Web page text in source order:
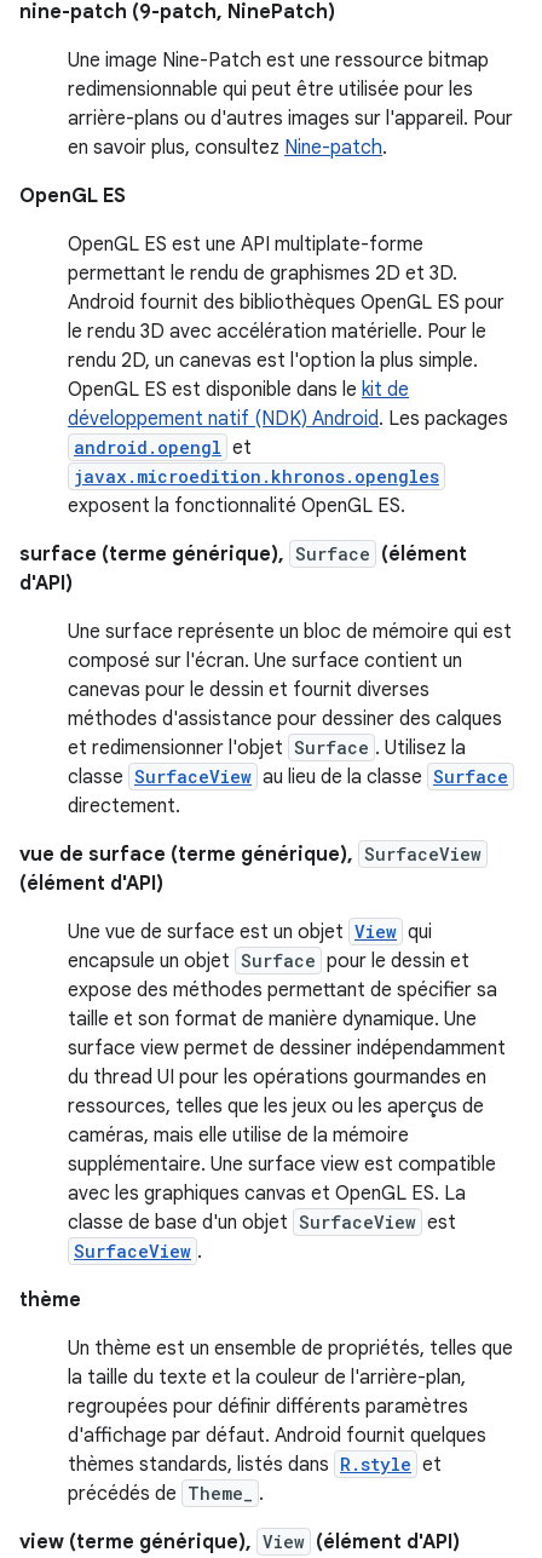
nine-patch (9-patch, NinePatch)
Une image Nine-Patch est une ressource bitmap
redimensionnable qui peut être utilisée pour les
arrière-plans ou d'autres images sur l'appareil. Pour
en savoir plus, consultez Nine-patch.
OpenGL ES
OpenGL ES est une API multiplate-forme
permettant le rendu de graphismes 2D et 3D.
Android fournit des bibliothèques OpenGL ES pour
le rendu 3D avec accélération matérielle. Pour le
rendu 2D, un canevas est l'option la plus simple.
OpenGL ES est disponible dans le kit de
développement natif (NDK) Android. Les packages
android.opengl et
javax.microedition.khronos.opengles
exposent la fonctionnalité OpenGL ES.
surface (terme générique), Surface (élément
d'API)
Une surface représente un bloc de mémoire qui est
composé sur l'écran. Une surface contient un
canevas pour le dessin et fournit diverses
méthodes d'assistance pour dessiner des calques
et redimensionner l'objet Surface . Utilisez la
classe SurfaceView au lieu de la classe Surface
directement.
vue de surface (terme générique), SurfaceView
(élément d'API)
Une vue de surface est un objet View qui
encapsule un objet Surface pour le dessin et
expose des méthodes permettant de spécifier sa
taille et son format de manière dynamique. Une
surface view permet de dessiner indépendamment
du thread UI pour les opérations gourmandes en
ressources, telles que les jeux ou les aperçus de
caméras, mais elle utilise de la mémoire
supplémentaire. Une surface view est compatible
avec les graphiques canvas et OpenGL ES. La
classe de base d'un objet SurfaceView est
SurfaceView .
thème
Un thème est un ensemble de propriétés, telles que
la taille du texte et la couleur de l'arrière-plan,
regroupées pour définir différents paramètres
d'affichage par défaut. Android fournit quelques
thèmes standards, listés dans R.style et
précédés de Theme_
.
view (terme générique), View (élément d'API)